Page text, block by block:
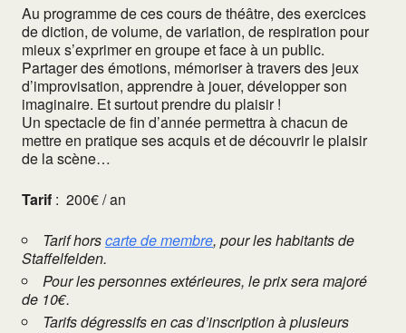
Au programme de ces cours de théâtre, des exercices
de diction, de volume, de variation, de respiration pour
mieux s’exprimer en groupe et face à un public.
Partager des émotions, mémoriser à travers des jeux
d’improvisation, apprendre à jouer, développer son
imaginaire. Et surtout prendre du plaisir !
Un spectacle de fin d’année permettra à chacun de
mettre en pratique ses acquis et de découvrir le plaisir
de la scène…
Tarif : 200€ / an
Tarif horscarte de membre, pour les habitants de
Staffelfelden.
Pour les personnes extérieures, le prix sera majoré
de 10€.
Tarifs dégressifs en cas d’inscription à plusieurs